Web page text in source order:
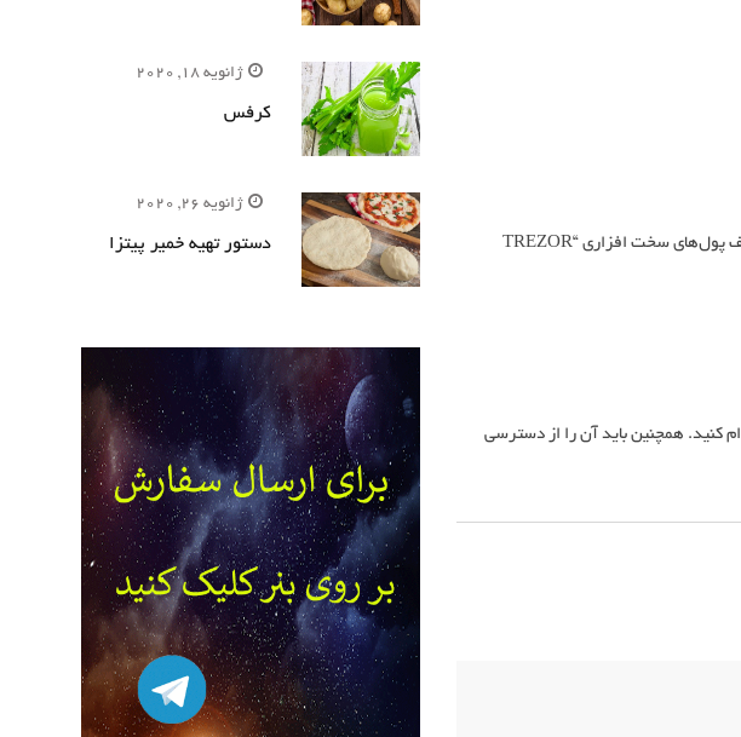
در حال حاضر تعداد قابل توجهی از کیف پول‌‌های سخت افزاری در دنیای ارزهای دیجیتال وجود دارند. در این بین می‌توان به کیف پول‌های سخت افزاری “TREZOR
کنید. همچنین باید آن را از دسترسی
ژانویه 18, 2020
کرفس
ژانویه 26, 2020
دستور تهیه خمیر پیتزا